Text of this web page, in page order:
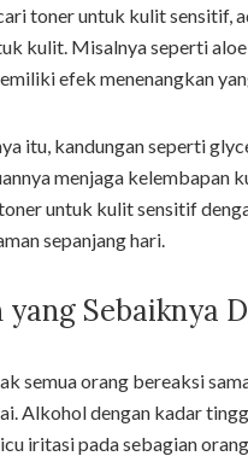
toner untuk kulit sensitif,
kulit. Misalnya seperti
efek menenangkan
itu, kandungan seperti
menjaga kelembapan
untuk kulit sensitif
sepanjang hari.
yang Sebaiknya
semua orang bereaksi
Alkohol dengan kadar
iritasi pada sebagian